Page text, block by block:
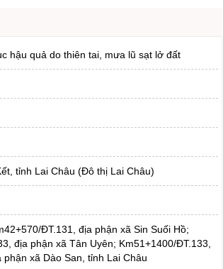
hậu quả do thiên tai, mưa lũ sạt lở đất
tỉnh Lai Châu (Đô thị Lai Châu)
ĐT.131, địa phận xã Sin Suối Hồ;
địa phận xã Tân Uyên; Km51+1400/ĐT.133,
xã Dào San, tỉnh Lai Châu